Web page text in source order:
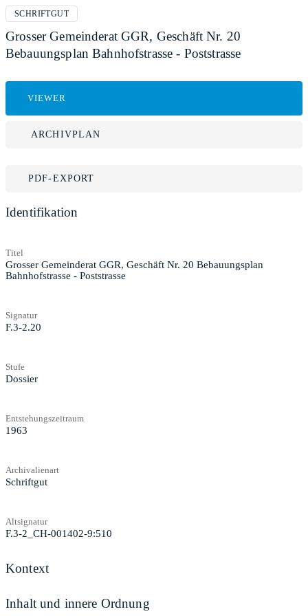
SCHRIFTGUT
Grosser Gemeinderat GGR, Geschäft Nr. 20
Bebauungsplan Bahnhofstrasse - Poststrasse
VIEWER
ARCHIVPLAN
PDF-EXPORT
Identifikation
Titel
Grosser Gemeinderat GGR, Geschäft Nr. 20 Bebauungsplan
Bahnhofstrasse - Poststrasse
Signatur
F.3-2.20
Stufe
Dossier
Entstehungszeitraum
1963
Archivalienart
Schriftgut
Altsignatur
F.3-2_CH-001402-9:510
Kontext
Inhalt und innere Ordnung